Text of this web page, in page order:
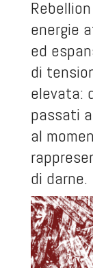
energie
ed
di
elevata:
passati
al
di darne.